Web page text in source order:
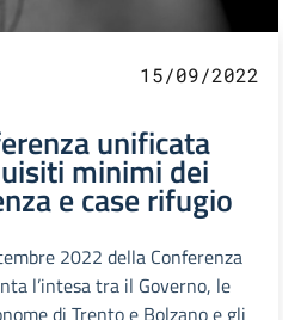
15/09/2022
unificata
minimi dei
e case rifugio
2022 della Conferenza
l’intesa tra il Governo, le
di Trento e Bolzano e gli